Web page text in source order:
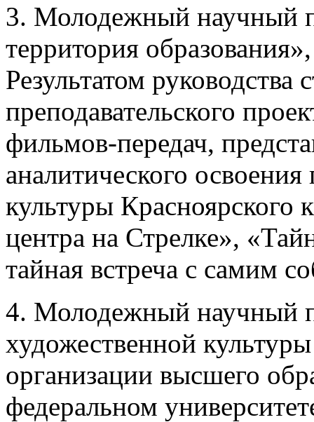
3. Молодежный научный
территория
Результатом руководства
преподавательского
фильмов-передач,
аналитического
культуры Красноярского
центра на Стрелке»,
тайная встреча с самим
4. Молодежный научный
художественной
организации высшего
федеральном